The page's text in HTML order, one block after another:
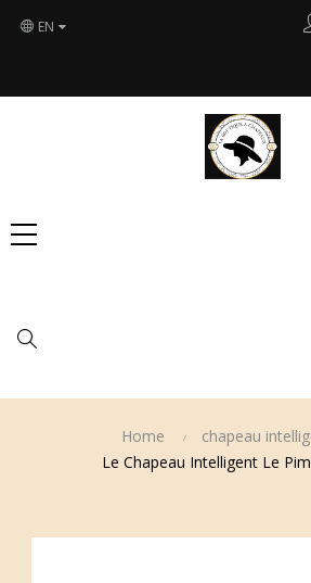
EN
Search
Home
chapeau
Le Chapeau Intelligent Le